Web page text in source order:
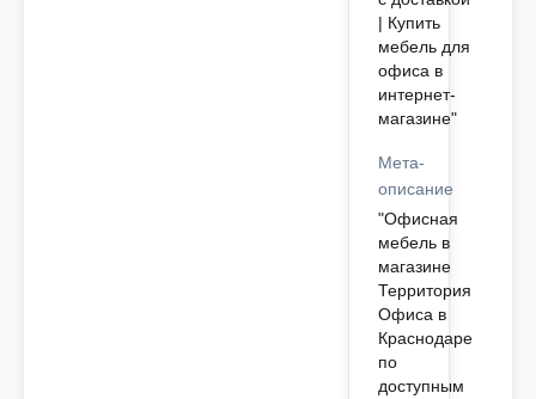
| Купить
мебель для
офиса в
интернет-
магазине"
Мета-
описание
"Офисная
мебель в
магазине
Территория
Офиса в
Краснодаре
по
доступным